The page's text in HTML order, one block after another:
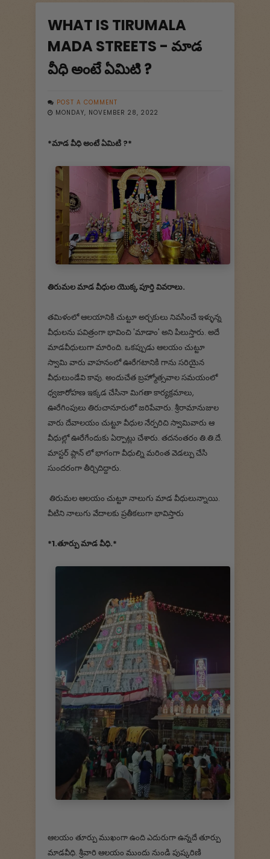
WHAT IS TIRUMALA
MADA STREETS - మాడ
వీధి అంటే ఏమిటి ?
POST A COMMENT
MONDAY, NOVEMBER 28, 2022
*మాడ వీధి అంటే ఏమిటి ?*
తిరుమల మాడ వీధుల యొక్క పూర్తి వివరాలు.
తమిళంలో ఆలయానికి చుట్టూ అర్చకులు నివసించే ఇళ్ళున్న
వీధులను పవిత్రంగా భావించి 'మాడాం' అని పిలుస్తారు. అదే
మాడవీధులుగా మారింది. ఒకప్పుడు ఆలయం చుట్టూ
స్వామి వారు వాహనంలో ఊరేగటానికి గాను సరియైన
వీధులుండేవి కావు. అందుచేత బ్రహ్మోత్సవాల సమయంలో
ధ్వజారోహణ ఇక్కడ చేసినా మిగతా కార్యక్రమాలు,
ఊరేగింపులు తిరుచానూరులో జరిపేవారు. శ్రీరామానుజుల
వారు దేవాలయం చుట్టూ వీధుల నేర్పరిచి స్వామివారు ఆ
వీధుల్లో ఊరేగేందుకు ఏర్పాట్లు చేశారు. తదనంతరం తి.తి.దే.
మాస్టర్ ప్లాన్ లో భాగంగా వీధుల్ని మరింత వెడల్పు చేసి
సుందరంగా తీర్చిదిద్దారు.
తిరుమల ఆలయం చుట్టూ నాలుగు మాడ వీధులున్నాయి.
వీటిని నాలుగు వేదాలకు ప్రతీకలుగా భావిస్తారు
*1.తూర్పు మాడ వీధి.*
ఆలయం తూర్పు ముఖంగా ఉంది ఎదురుగా ఉన్నదే తూర్పు
మాడవీధి. శ్రీవారి ఆలయం ముందు నుండి పుష్కరిణి